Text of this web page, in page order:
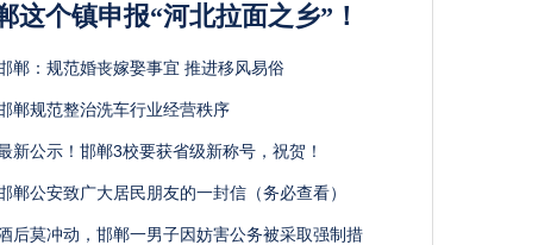
这个镇申报“河北拉面之乡”！
郸：规范婚丧嫁娶事宜 推进移风易俗
郸规范整治洗车行业经营秩序
新公示！邯郸3校要获省级新称号，祝贺！
郸公安致广大居民朋友的一封信（务必查看）
后莫冲动，邯郸一男子因妨害公务被采取强制措